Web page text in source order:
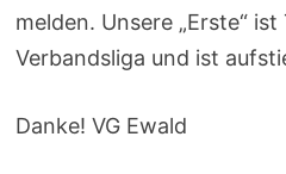
melden. Unsere „Erste“
Verbandsliga und ist
Danke! VG Ewald